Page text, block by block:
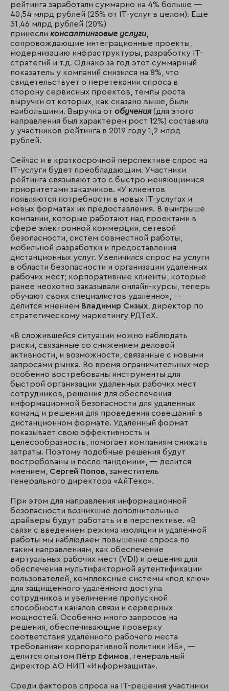
рейтинга заработали суммарно на 4% больше —
40,54 млрд рублей (25% от IT-услуг в целом). Ещё
31,46 млрд рублей (20%)
принесли консалтинговые услуги
сопровождающие интеграционные проекты,
модернизацию инфраструктуры, разработку IT-
стратегий и т.д. Однако за год этот суммарный
показатель у компаний снизился на 8%, что
свидетельствует о перетекании спроса в
сторону сервисных проектов, темпы роста
выручки от которых, как сказано выше, были
наибольшими. Выручка от обучения(для этого
направления был характерен рост 12%) составила
у участников рейтинга в 2019 году 1,2 млрд
рублей.
Сейчас и в краткосрочной перспективе спрос на
IT-услуги будет преобладающим. Участники
рейтинга связывают это с быстро меняющимися
приоритетами заказчиков. «У клиентов
появляются потребности в новых IT-услугах и
новых форматах их предоставления. В выигрыше
компании, которые работают над проектами в
сфере электронной коммерции, сетевой
безопасности, систем совместной работы,
мобильной разработки и предоставления
дистанционных услуг. Увеличился спрос на услуги
в области безопасности и организации удалённых
рабочих мест; корпоративные клиенты, которые
ранее неохотно заказывали онлайн-курсы, теперь
обучают своих специалистов удалённо», —
делится мнением Владимир Сизых , директор по
стратегическому маркетингу РДТеХ.
«В сложившейся ситуации можно наблюдать
риски, связанные со снижением деловой
активности, и возможности, связанные с новыми
запросами рынка. Во время ограничительных мер
особенно востребованы инструменты для
быстрой организации удалённых рабочих мест
сотрудников, решения для обеспечения
информационной безопасности для удаленных
команд и решения для проведения совещаний в
дистанционном формате. Удалённый формат
показывает свою эффективность и
целесообразность, помогает компаниям снижать
затраты. Поэтому подобные решения будут
востребованы и после пандемии», — делится
мнением, Сергей Попов , заместитель
генерального директора «АйТеко».
При этом для направления информационной
безопасности возникшие дополнительные
драйверы будут работать и в перспективе. «В
связи с введением режима изоляции и удалённой
работы мы наблюдаем повышение спроса по
таким направлениям, как обеспечение
виртуальных рабочих мест (VDI) и решения для
обеспечения мультифакторной аутентификации
пользователей, комплексные системы «под ключ»
для защищённого удалённого доступа
сотрудников и увеличение пропускной
способности каналов связи и серверных
мощностей. Особенно много запросов на
решения, обеспечивающие проверку
соответствия удалённого рабочего места
требованиям корпоративной политики ИБ», —
делится опытом Пётр Ефимов , генеральный
директор АО НИП «Информзащита».
Среди факторов спроса на IT-решения участники